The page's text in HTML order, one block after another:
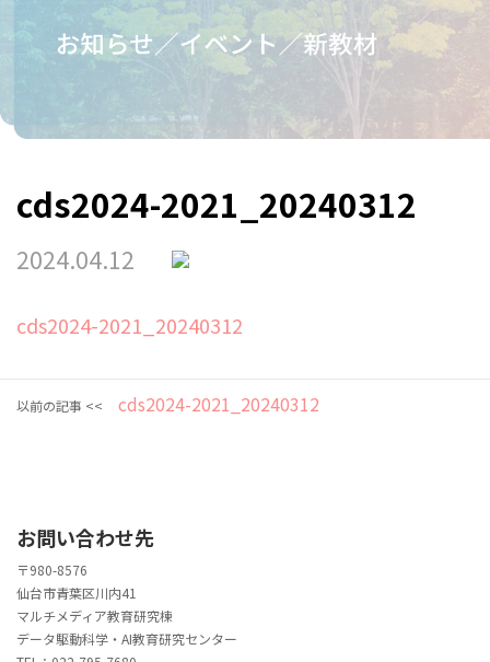
cds2024-2021_20240312
2024.04.12
cds2024-2021_20240312
以前の記事 << cds2024-2021_20240312
お問い合わせ先
〒980-8576
仙台市青葉区川内41
マルチメディア教育研究棟
データ駆動科学・AI教育研究センター